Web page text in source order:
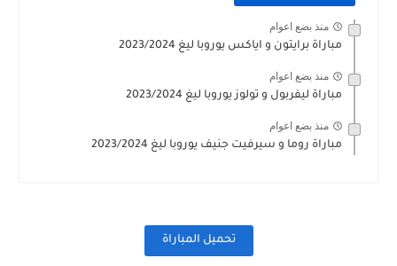
منذ بضع اعوام
مباراة برايتون و اياكس يوروبا ليغ 2023/2024
منذ بضع اعوام
مباراة ليفربول و تولوز يوروبا ليغ 2023/2024
منذ بضع اعوام
مباراة روما و سيرفيت جنيف يوروبا ليغ 2023/2024
تحميل المباراة